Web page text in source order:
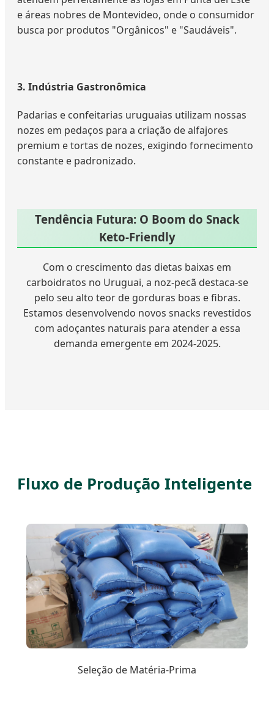
e áreas nobres de Montevideo, onde o consumidor
busca por produtos "Orgânicos" e "Saudáveis".
3. Indústria Gastronômica
Padarias e confeitarias uruguaias utilizam nossas
nozes em pedaços para a criação de alfajores
premium e tortas de nozes, exigindo fornecimento
constante e padronizado.
Tendência Futura: O Boom do Snack
Keto-Friendly
Com o crescimento das dietas baixas em
carboidratos no Uruguai, a noz-pecã destaca-se
pelo seu alto teor de gorduras boas e fibras.
Estamos desenvolvendo novos snacks revestidos
com adoçantes naturais para atender a essa
demanda emergente em 2024-2025.
Fluxo de Produção Inteligente
Seleção de Matéria-Prima